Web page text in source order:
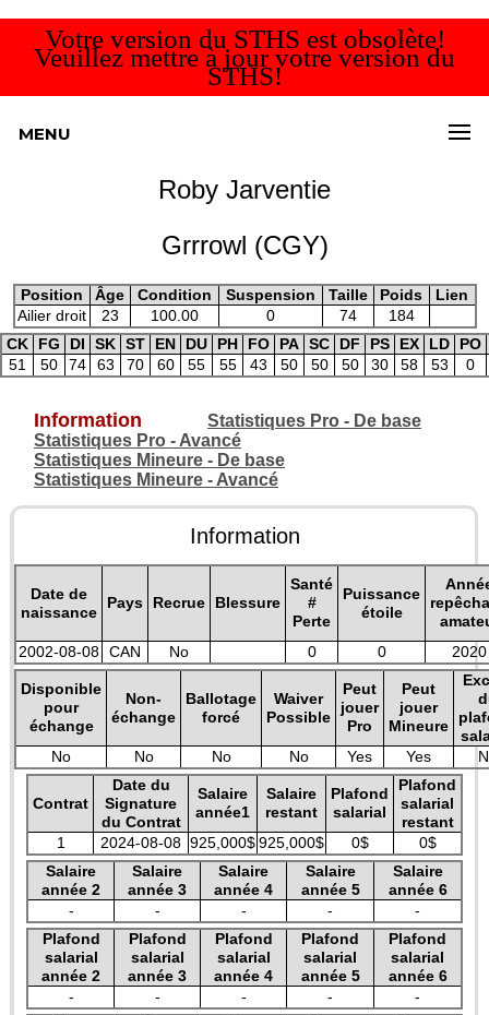
Votre version du STHS est obsolète!
Veuillez mettre à jour votre version du
STHS!
MENU
Roby Jarventie
Grrrowl (CGY)
Position Âge Condition Suspension Taille Poids
Lien
Ailier droit
23 100.00 0 74
184
CK
FG DI SK ST EN DU PH FO PA SC DF PS EX LD
PO
51
50 74 63 70 60 55 55 43 50 50 50 30 58 53 0
Information
Statistiques Pro - De base
Statistiques Pro - Avancé
Statistiques Mineure - De base
Statistiques Mineure - Avancé
Information
Date de
naissance
Pays Recrue Blessure
Santé
#
Perte
Puissance
étoile
2002-08-08 CAN No 0 0 2020
Disponible
pour
échange
Non-
échange
Ballotage
forcé
Waiver
Possible
Peut
jouer
Pro
Peut
jouer
Mineure
No
No No No Yes Yes
Contrat
Date du
Signature
du Contrat
Salaire
année1
Salaire
restant
Plafond
salarial
Plafond
salarial
restant
1
2024-08-08 925,000$925,000$ 0$
0$
Salaire
année 2
Salaire
année 3
Salaire
année 4
Salaire
année 5
Salaire
année 6
-
- - -
-
Plafond
salarial
année 2
Plafond
salarial
année 3
Plafond
salarial
année 4
Plafond
salarial
année 5
Plafond
salarial
année 6
-
- - -
-